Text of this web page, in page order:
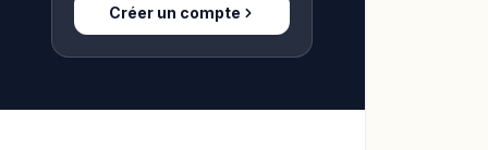
Créer un compte